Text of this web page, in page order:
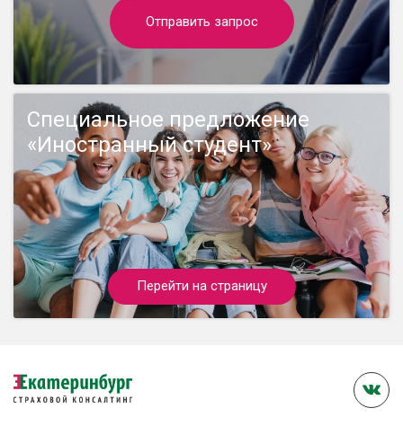
Отправить запрос
Специальное предложение
«Иностранный студент»
Перейти на страницу